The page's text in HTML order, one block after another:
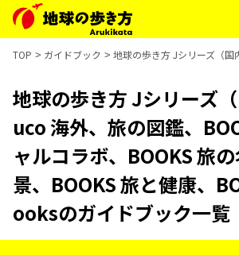
TOP ガイドブック 地球の歩き方 Jシリーズ（国
地球の歩き方 Jシリーズ
uco 海外、旅の図鑑、
ャルコラボ、BOOKS 旅
景、BOOKS 旅と健康、
ooksのガイドブック一覧